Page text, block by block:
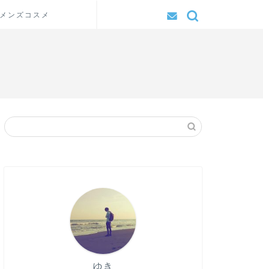
メンズコスメ
ゆき